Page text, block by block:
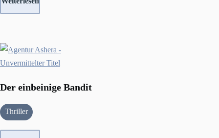
Der einbeinige Bandit
Thriller